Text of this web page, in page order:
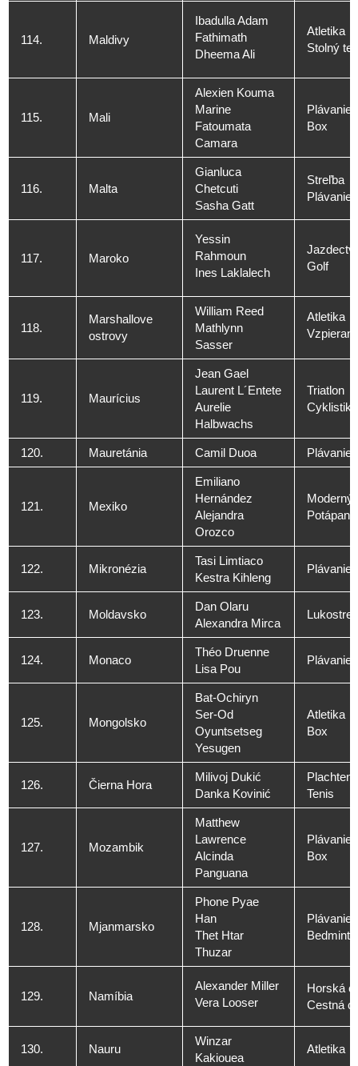
114. Maldivy
Ibadulla Adam
Fathimath
Dheema Ali
Atletika
Stolný
115. Mali
Alexien Kouma
Marine
Fatoumata
Camara
Plávanie
Box
116. Malta
Gianluca
Chetcuti
Sasha Gatt
Streľba
Plávanie
117. Maroko
Yessin
Rahmoun
Ines Laklalech
Golf
118.
Marshallove
ostrovy
William Reed
Mathlynn
Sasser
Atletika
119. Maurícius
Jean Gael
Laurent L´Entete
Aurelie
Halbwachs
Triatlon
Cyklistika
120. Mauretánia Camil Duoa Plávanie
121. Mexiko
Emiliano
Hernández
Alejandra
Orozco
Moderný
Potápanie
122. Mikronézia
Tasi Limtiaco
Kestra Kihleng
Plávanie
123. Moldavsko
Dan Olaru
Alexandra Mirca
124. Monaco
Théo Druenne
Lisa Pou
Plávanie
125. Mongolsko
Bat-Ochiryn
Ser-Od
Oyuntsetseg
Yesugen
Atletika
Box
126. Čierna Hora
Milivoj Dukić
Danka Kovinić
Tenis
127. Mozambik
Matthew
Lawrence
Alcinda
Panguana
Plávanie
Box
128. Mjanmarsko
Phone Pyae
Han
Thet Htar
Thuzar
Plávanie
129. Namíbia
Alexander Miller
Vera Looser
Horská
Cestná
130. Nauru
Winzar
Kakiouea
Atletika